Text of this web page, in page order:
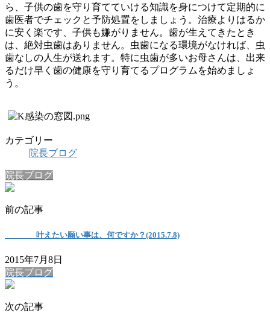
ら、子供の歯を守り育てていける知識を身につけて定期的に
歯医者でチェックと予防処置をしましょう。治療よりはるか
に安く楽です、子供も嫌がりません。歯が生えてきたとき
は、絶対虫歯はありません。虫歯になる環境がなければ、虫
歯なしの人生が送れます。特に虫歯が多いお母さんは、出来
るだけ早く歯の健康を守り育てるプログラムを始めましょ
う。
カテゴリー
院長ブログ
院長ブログ
前の記事
叶えたい願い事は、何ですか？(2015.7.8)
2015年7月8日
院長ブログ
次の記事